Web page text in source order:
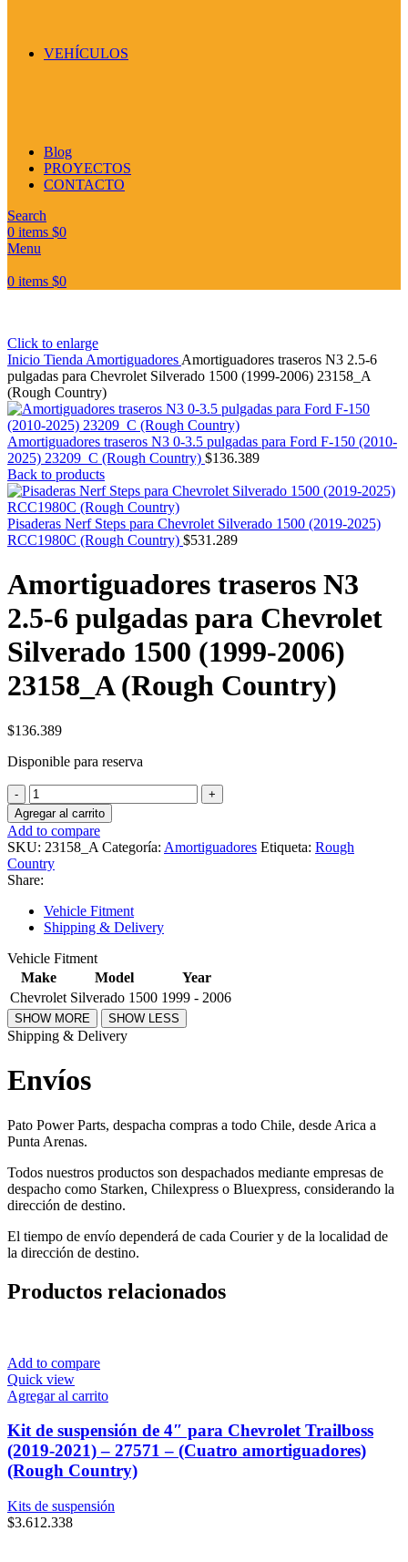
VEHÍCULOS
Blog
PROYECTOS
CONTACTO
Search
0 items $0
Menu
0 items $0
Click to enlarge
Inicio Tienda Amortiguadores Amortiguadores traseros N3 2.5-6
pulgadas para Chevrolet Silverado 1500 (1999-2006) 23158_A
(Rough Country)
Amortiguadores traseros N3 0-3.5 pulgadas para Ford F-150 (2010-
2025) 23209_C (Rough Country) $136.389
Back to products
Pisaderas Nerf Steps para Chevrolet Silverado 1500 (2019-2025)
RCC1980C (Rough Country) $531.289
Amortiguadores traseros N3
2.5-6 pulgadas para Chevrolet
Silverado 1500 (1999-2006)
23158_A (Rough Country)
$136.389
Disponible para reserva
Amortiguadores
traseros
N3
2.5-
6
pulgadas
para
Chevrolet
Silverado
1500
(1999-
2006)
(Rough
Country)
cantidad
Agregar al carrito
Add to compare
SKU: 23158_A Categoría: Amortiguadores Etiqueta: Rough
Country
Share:
Vehicle Fitment
Shipping & Delivery
Vehicle Fitment
Make
Model
Year
Chevrolet Silverado 1500 1999 - 2006
Shipping & Delivery
Envíos
Pato Power Parts, despacha compras a todo Chile, desde Arica a
Punta Arenas.
Todos nuestros productos son despachados mediante empresas de
despacho como Starken, Chilexpress o Bluexpress, considerando la
dirección de destino.
El tiempo de envío dependerá de cada Courier y de la localidad de
la dirección de destino.
Productos relacionados
Add to compare
Quick view
Agregar al carrito
Kit de suspensión de 4″ para Chevrolet Trailboss
(2019-2021) – 27571 – (Cuatro amortiguadores)
(Rough Country)
Kits de suspensión
$3.612.338